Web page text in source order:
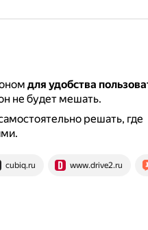
для удобства
не будет мешать.
решать, где
cubiq.ru www.drive2.ru